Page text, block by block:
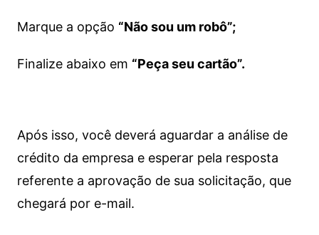
Marque a opção “Não sou um robô”;
Finalize abaixo em “Peça seu cartão”.
Após isso, você deverá aguardar a análise de
crédito da empresa e esperar pela resposta
referente a aprovação de sua solicitação, que
chegará por e-mail.